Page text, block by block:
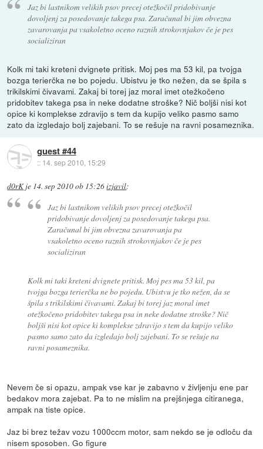
Jaz bi lastnikom velikih psov precej otežkočil pridobivanje
dovoljenj za posedovanje takega psa. Zaračunal bi jim obvezna
zavarovanja pa vsakoletno oceno raznih strokovnjakov če je pes
socializiran
Kolk mi taki kreteni dvignete pritisk. Moj pes ma 53 kil, pa tvojga
bozga terierčka ne bo pojedu. Ubistvu je tko nežen, da se špila s
trikilskimi čivavami. Zakaj bi torej jaz moral imet otežkočeno
pridobitev takega psa in neke dodatne stroške? Nič boljši nisi kot
opice ki komplekse zdravijo s tem da kupijo veliko pasmo samo
zato da izgledajo bolj zajebani. To se rešuje na ravni posameznika.
guest #44
:: 14. sep 2010, 15:29
d0rKje 14. sep 2010 ob 15:26izjavil:
Jaz bi lastnikom velikih psov precej otežkočil
pridobivanje dovoljenj za posedovanje takega psa.
Zaračunal bi jim obvezna zavarovanja pa
vsakoletno oceno raznih strokovnjakov če je pes
socializiran
Kolk mi taki kreteni dvignete pritisk. Moj pes ma 53 kil, pa
tvojga bozga terierčka ne bo pojedu. Ubistvu je tko nežen, da se
špila s trikilskimi čivavami. Zakaj bi torej jaz moral imet
otežkočeno pridobitev takega psa in neke dodatne stroške? Nič
boljši nisi kot opice ki komplekse zdravijo s tem da kupijo veliko
pasmo samo zato da izgledajo bolj zajebani. To se rešuje na
ravni posameznika.
Nevem če si opazu, ampak vse kar je zabavno v življenju ene par
bedakov mora zajebat. Pa to ne mislim na prejšnjega citiranega,
ampak na tiste opice.
Jaz bi brez težav vozu 1000ccm motor, sam nekdo se je odloču da
nisem sposoben. Go figure